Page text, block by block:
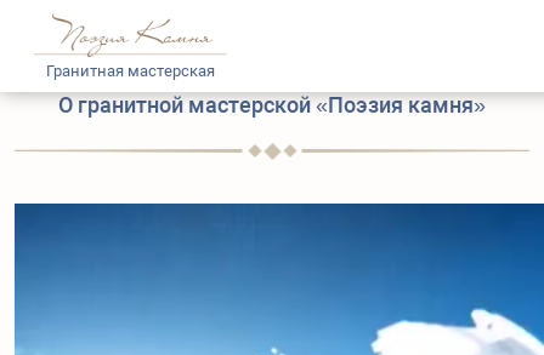
Гранитная мастерская
О гранитной мастерской «Поэзия камня»